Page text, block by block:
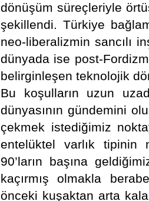
dönüşüm süreçleriyle
şekillendi. Türkiye
neo-liberalizmin sancılı
dünyada ise post-
belirginleşen teknolojik
Bu koşulların uzun
dünyasının gündemini
çekmek istediğimiz
entelüktel varlık tipinin
90’ların başına
kaçırmış olmakla
önceki kuşaktan arta